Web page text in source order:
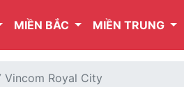
MIỀN BẮC MIỀN TRUNG
Vincom Royal City